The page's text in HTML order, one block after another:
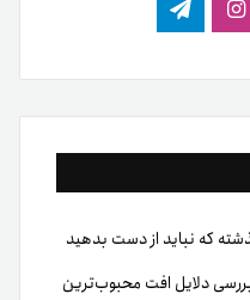
اینستاگرام
تلگرام
دلایل افت محبوب‌ترین